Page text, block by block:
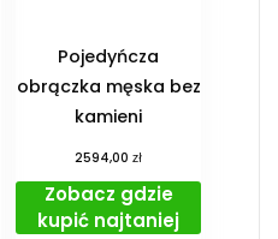
Pojedyńcza
obrączka męska bez
kamieni
2594,00zł
Zobacz gdzie
kupić najtaniej